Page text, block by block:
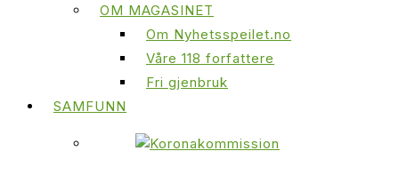
OM MAGASINET
Om Nyhetsspeilet.no
Våre 118 forfattere
Fri gjenbruk
SAMFUNN